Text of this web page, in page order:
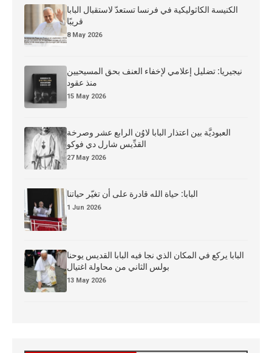
الكنيسة الكاثوليكية في فرنسا تستعدّ لاستقبال البابا
قريبًا
8 May 2026
نيجيريا: تضليل إعلامي لإخفاء العنف بحق المسيحيين
منذ عقود
15 May 2026
العبوديَّة بين اعتذار البابا لاوُن الرابع عشر وصرخة
القدِّيس شارل دي فوكو
27 May 2026
البابا: حياة الله قادرة على أن تغيّر حياتنا
1 Jun 2026
البابا يركع في المكان الذي نجا فيه البابا القديس يوحنا
بولس الثاني من محاولة اغتيال
13 May 2026